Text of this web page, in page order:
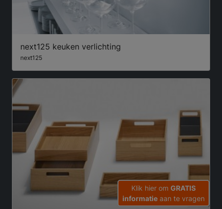
next125 keuken verlichting
next125
Klik hier om GRATIS
informatie aan te vragen